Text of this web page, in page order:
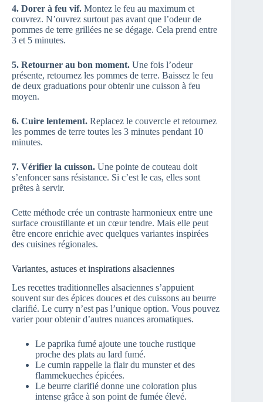
4. Dorer à feu vif. Montez le feu au maximum et
couvrez. N’ouvrez surtout pas avant que l’odeur de
pommes de terre grillées ne se dégage. Cela prend entre
3 et 5 minutes.
5. Retourner au bon moment. Une fois l’odeur
présente, retournez les pommes de terre. Baissez le feu
de deux graduations pour obtenir une cuisson à feu
moyen.
6. Cuire lentement. Replacez le couvercle et retournez
les pommes de terre toutes les 3 minutes pendant 10
minutes.
7. Vérifier la cuisson. Une pointe de couteau doit
s’enfoncer sans résistance. Si c’est le cas, elles sont
prêtes à servir.
Cette méthode crée un contraste harmonieux entre une
surface croustillante et un cœur tendre. Mais elle peut
être encore enrichie avec quelques variantes inspirées
des cuisines régionales.
Variantes, astuces et inspirations alsaciennes
Les recettes traditionnelles alsaciennes s’appuient
souvent sur des épices douces et des cuissons au beurre
clarifié. Le curry n’est pas l’unique option. Vous pouvez
varier pour obtenir d’autres nuances aromatiques.
Le paprika fumé ajoute une touche rustique
proche des plats au lard fumé.
Le cumin rappelle la flair du munster et des
flammekueches épicées.
Le beurre clarifié donne une coloration plus
intense grâce à son point de fumée élevé.